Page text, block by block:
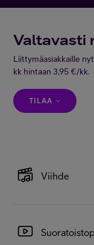
Asiakastuki
Minun Telia
FI EN
Valtavasti
Liittymäasiakkaille
kk hintaan 3,95 €/kk.
TILAA
Viihde